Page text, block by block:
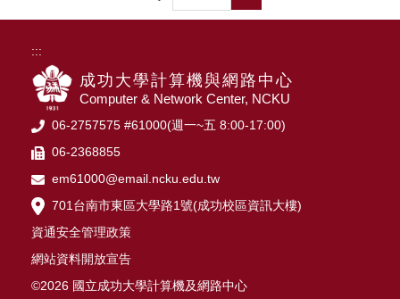
:::
成功大學計算機與網路中心
Computer & Network Center, NCKU
06-2757575 #61000(週一~五 8:00-17:00)
06-2368855
em61000@email.ncku.edu.tw
701台南市東區大學路1號(成功校區資訊大樓)
資通安全管理政策
網站資料開放宣告
©2026 國立成功大學計算機及網路中心